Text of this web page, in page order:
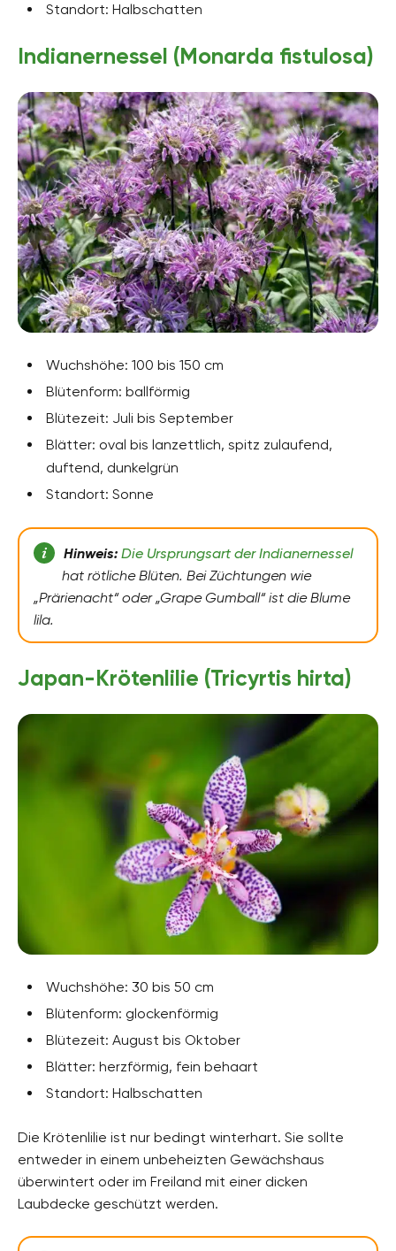
Standort: Halbschatten
Indianernessel (Monarda fistulosa)
Wuchshöhe: 100 bis 150 cm
Blütenform: ballförmig
Blütezeit: Juli bis September
Blätter: oval bis lanzettlich, spitz zulaufend,
duftend, dunkelgrün
Standort: Sonne
Hinweis: Die Ursprungsart der Indianernessel
hat rötliche Blüten. Bei Züchtungen wie
„Prärienacht“ oder „Grape Gumball“ ist die Blume
lila.
Japan-Krötenlilie (Tricyrtis hirta)
Wuchshöhe: 30 bis 50 cm
Blütenform: glockenförmig
Blütezeit: August bis Oktober
Blätter: herzförmig, fein behaart
Standort: Halbschatten
Die Krötenlilie ist nur bedingt winterhart. Sie sollte
entweder in einem unbeheizten Gewächshaus
überwintert oder im Freiland mit einer dicken
Laubdecke geschützt werden.